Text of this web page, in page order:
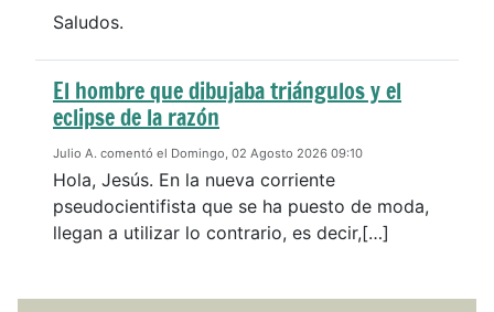
Saludos.
El hombre que dibujaba triángulos y el
eclipse de la razón
Julio A. comentó el Domingo, 02 Agosto 2026 09:10
Hola, Jesús. En la nueva corriente
pseudocientifista que se ha puesto de moda,
llegan a utilizar lo contrario, es decir,[…]